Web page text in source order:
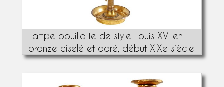
Lampe bouillotte de style Louis XVI en
bronze ciselé et doré, début XIXe siècle